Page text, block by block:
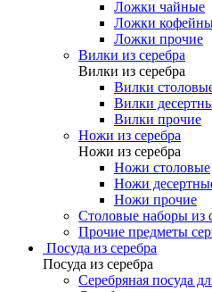
Ложки чайные
Ложки
Ложки прочие
Вилки из серебра
Вилки из серебра
Вилки
Вилки
Вилки прочие
Ножи из серебра
Ножи из серебра
Ножи столовые
Ножи
Ножи прочие
Столовые наборы из
Прочие предметы
Посуда из серебра
Посуда из серебра
Серебряная посуда